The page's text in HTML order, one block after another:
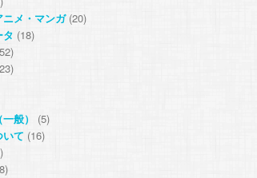
メ・マンガ(20)
タ (18)
般）
(5)
いて (16)